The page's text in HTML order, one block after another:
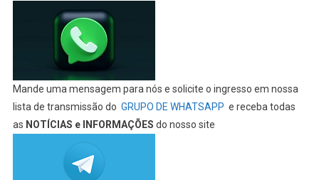
Mande uma mensagem para nós e solicite o ingresso em nossa
lista de transmissão do GRUPO DE WHATSAPP e receba todas
as NOTÍCIAS e INFORMAÇÕES do nosso site